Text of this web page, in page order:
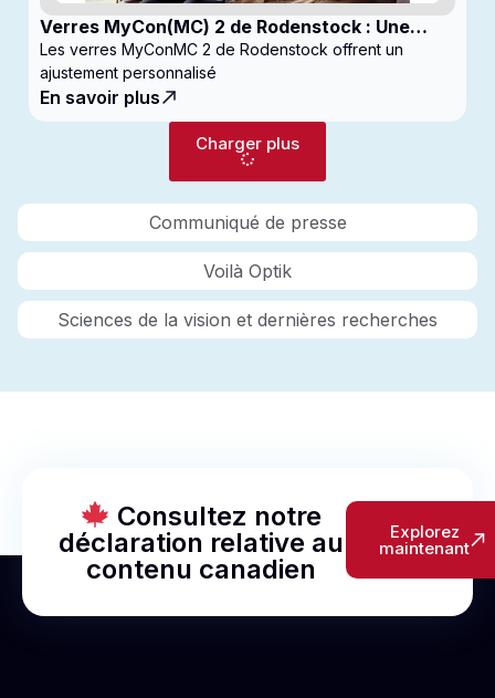
Communiqué de presse
Voilà Optik
Sciences de la vision et dernières recherches
Verres MyCon(MC) 2 de Rodenstock : Une
nouvelle génération de verres pour
enfantsconçus pour le contrôle de la myopie
Les verres MyConMC 2 de Rodenstock offrent un
ajustement personnalisé
En savoir plus
Charger plus
Consultez notre
déclaration relative au
contenu canadien
Explorez
maintenant